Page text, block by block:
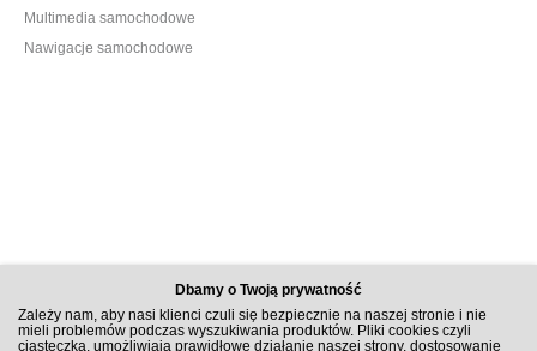
Dbamy o Twoją prywatność
Zależy nam, aby nasi klienci czuli się bezpiecznie na naszej stronie i nie
mieli problemów podczas wyszukiwania produktów. Pliki cookies czyli
ciasteczka, umożliwiają prawidłowe działanie naszej strony, dostosowanie
Multimedia samochodowe
Nawigacje samochodowe